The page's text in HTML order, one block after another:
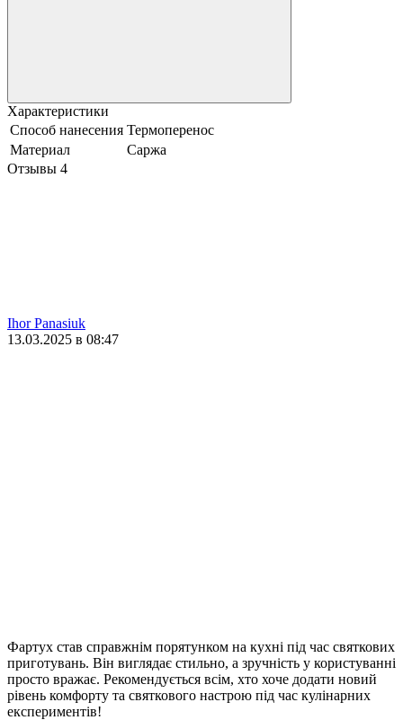
Характеристики
Способ нанесения Термоперенос
Материал
Саржа
Отзывы 4
Ihor Panasiuk
13.03.2025 в 08:47
Фартух став справжнім порятунком на кухні під час святкових
приготувань. Він виглядає стильно, а зручність у користуванні
просто вражає. Рекомендується всім, хто хоче додати новий
рівень комфорту та святкового настрою під час кулінарних
експериментів!